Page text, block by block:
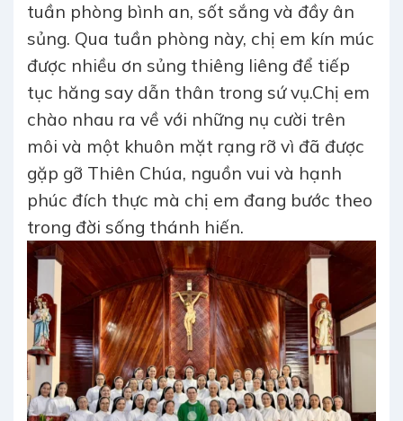
tuần phòng bình an, sốt sắng và đầy ân
sủng. Qua tuần phòng này, chị em kín múc
được nhiều ơn sủng thiêng liêng để tiếp
tục hăng say dẫn thân trong sứ vụ.Chị em
chào nhau ra về với những nụ cười trên
môi và một khuôn mặt rạng rỡ vì đã được
gặp gỡ Thiên Chúa, nguồn vui và hạnh
phúc đích thực mà chị em đang bước theo
trong đời sống thánh hiến.